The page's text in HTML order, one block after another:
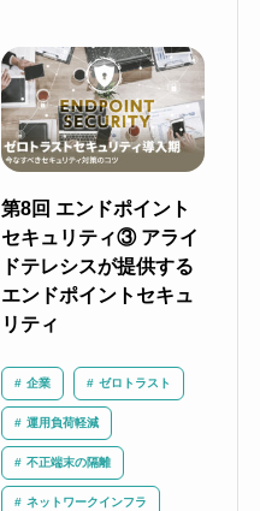
第8回 エンドポイント
セキュリティ③ アライ
ドテレシスが提供する
エンドポイントセキュ
リティ
企業 ゼロトラスト
運用負荷軽減
不正端末の隔離
ネットワークインフラ